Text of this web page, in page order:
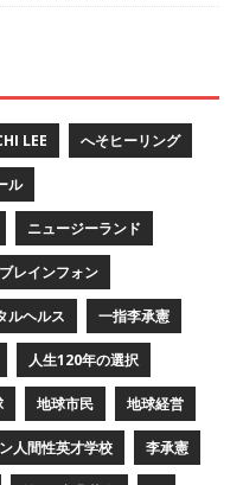
LEE へそヒーリング
ル
ニュージーランド
ブレインフォン
ルヘルス 一指李承憲
人生120年の選択
地球市民 地球経営
人間性英才学校 李承憲